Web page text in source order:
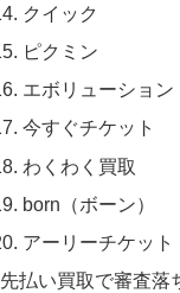
クイック
ピクミン
エボリューション
今すぐチケット
わくわく買取
born（ボーン）
アーリーチケット
先払い買取で審査落